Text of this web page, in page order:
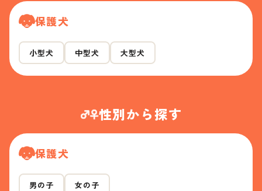
保護犬
小型犬 中型犬 大型犬
性別から探す
保護犬
男の子 女の子